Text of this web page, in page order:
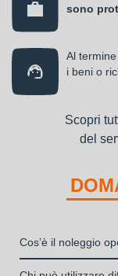
sono
Al
i beni o
Scopri
del
Cos’è il noleggio
Il noleggio, o